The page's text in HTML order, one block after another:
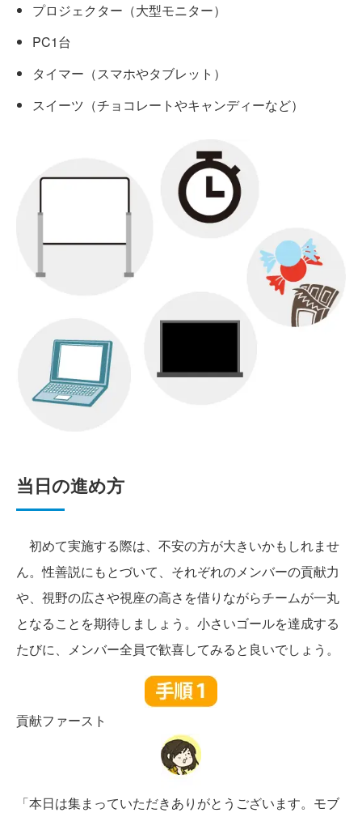
プロジェクター（大型モニター）
PC1台
タイマー（スマホやタブレット）
スイーツ（チョコレートやキャンディーなど）
当日の進め方
初めて実施する際は、不安の方が大きいかもしれませ
ん。性善説にもとづいて、それぞれのメンバーの貢献力
や、視野の広さや視座の高さを借りながらチームが一丸
となることを期待しましょう。小さいゴールを達成する
たびに、メンバー全員で歓喜してみると良いでしょう。
貢献ファースト
「本日は集まっていただきありがとうございます。モブ